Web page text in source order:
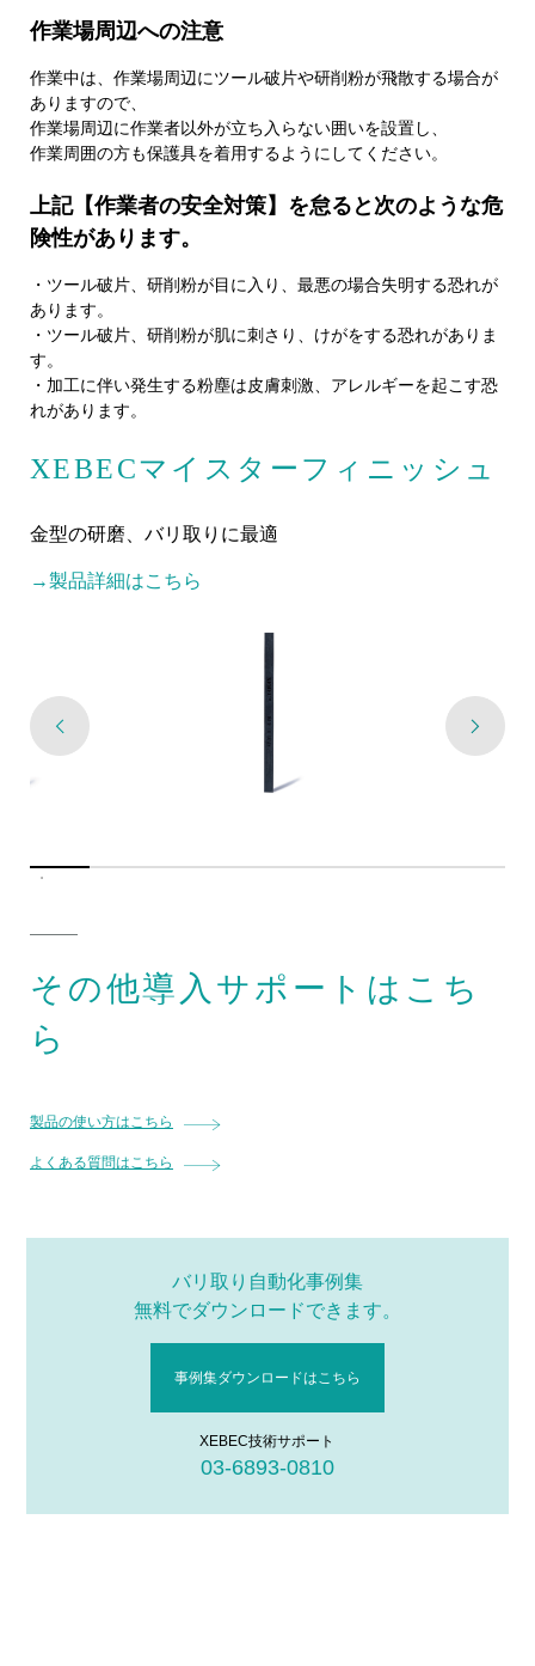
作業場周辺への注意
作業中は、作業場周辺にツール破片や研削粉が飛散する場合が
ありますので、
作業場周辺に作業者以外が立ち入らない囲いを設置し、
作業周囲の方も保護具を着用するようにしてください。
上記【作業者の安全対策】を怠ると次のような危
険性があります。
・ツール破片、研削粉が目に入り、最悪の場合失明する恐れが
あります。
・ツール破片、研削粉が肌に刺さり、けがをする恐れがありま
す。
・加工に伴い発生する粉塵は皮膚刺激、アレルギーを起こす恐
れがあります。
XEBECマイスターフィニッシュ
金型の研磨、バリ取りに最適
→製品詳細はこちら
その他導入サポートはこち
ら
製品の使い方はこちら
よくある質問はこちら
バリ取り自動化事例集
無料でダウンロードできます。
事例集ダウンロードはこちら
XEBEC技術サポート
03-6893-0810